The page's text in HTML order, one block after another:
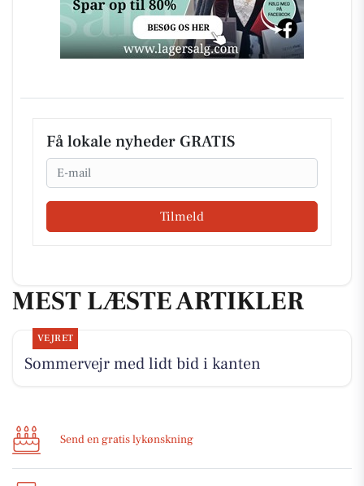
Få lokale nyheder GRATIS
Email
Tilmeld
MEST LÆSTE ARTIKLER
VEJRET
Sommervejr med lidt bid i kanten
Send en gratis lykønskning